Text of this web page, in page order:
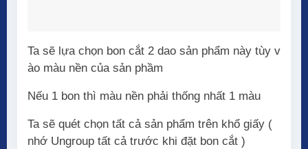
Ta sẽ lựa chọn bon cắt 2 dao sản phẩm này tùy v
ào màu nền của sản phầm
Nếu 1 bon thì màu nền phải thống nhất 1 màu
Ta sẽ quét chọn tất cả sản phẩm trên khổ giấy (
nhớ Ungroup tất cả trước khi đặt bon cắt )